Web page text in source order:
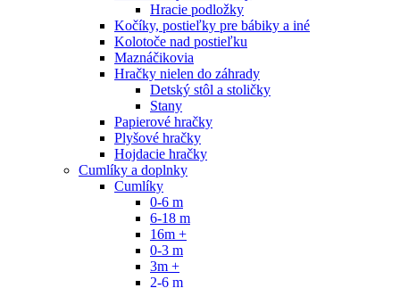
Hracie podložky
Kočíky, postieľky pre bábiky a iné
Kolotoče nad postieľku
Maznáčikovia
Hračky nielen do záhrady
Detský stôl a stoličky
Stany
Papierové hračky
Plyšové hračky
Hojdacie hračky
Cumlíky a doplnky
Cumlíky
0-6 m
6-18 m
16m +
0-3 m
3m +
2-6 m